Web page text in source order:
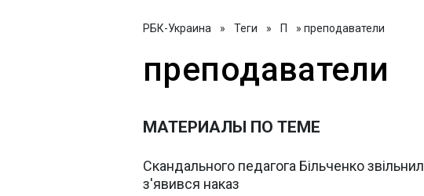
РБК-Украина » Теги » П » преподаватели
преподаватели
МАТЕРИАЛЫ ПО ТЕМЕ
Скандального педагога Більченко
з'явився наказ